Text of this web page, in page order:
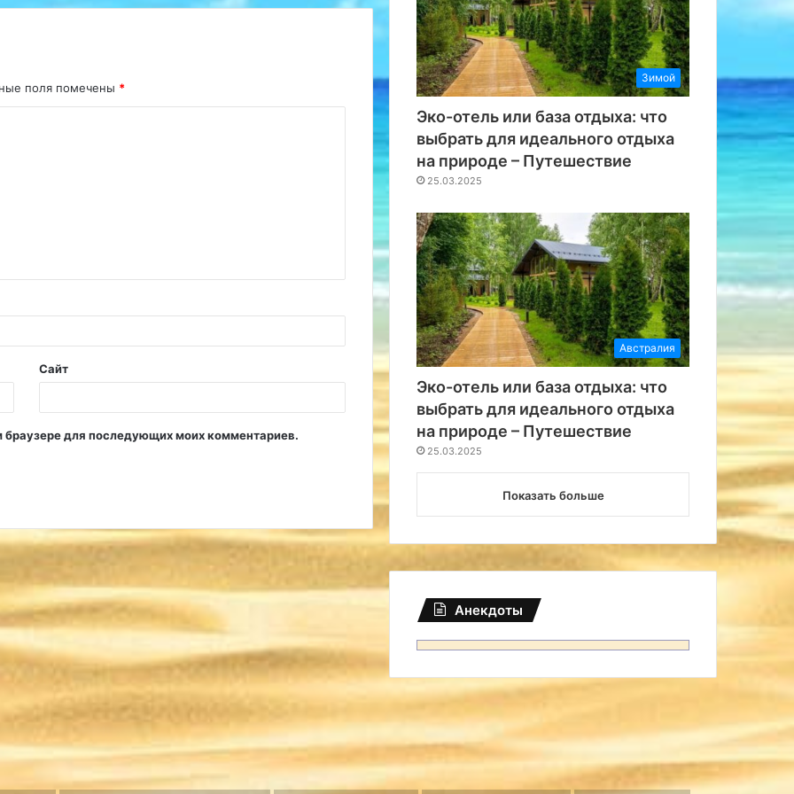
поля помечены *
Сайт
браузере для последующих моих комментариев.
Зимой
Эко-отель или база отдыха: что
выбрать для идеального отдыха
на природе – Путешествие
25.03.2025
Австралия
Эко-отель или база отдыха: что
выбрать для идеального отдыха
на природе – Путешествие
25.03.2025
Показать больше
Анекдоты